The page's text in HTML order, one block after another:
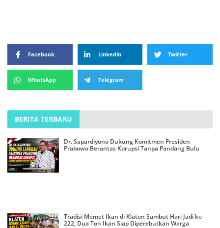
Facebook Linkedin Twitter
WhatsApp Telegram
BERITA TERBARU
Dr. Sapardiyono Dukung Komitmen Presiden
Prabowo Berantas Korupsi Tanpa Pandang Bulu
Tradisi Memet Ikan di Klaten Sambut Hari Jadi ke-
222, Dua Ton Ikan Siap Diperebutkan Warga